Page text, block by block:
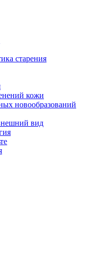
старения
кожи
новообразований
вид